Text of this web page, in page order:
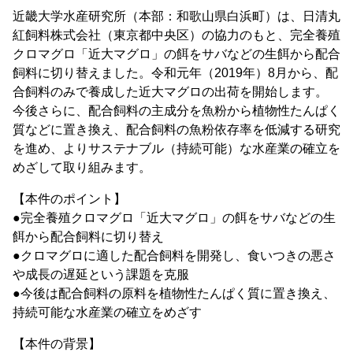
近畿大学水産研究所（本部：和歌山県白浜町）は、日清丸
紅飼料株式会社（東京都中央区）の協力のもと、完全養殖
クロマグロ「近大マグロ」の餌をサバなどの生餌から配合
飼料に切り替えました。令和元年（2019年）8月から、配
合飼料のみで養成した近大マグロの出荷を開始します。
今後さらに、配合飼料の主成分を魚粉から植物性たんぱく
質などに置き換え、配合飼料の魚粉依存率を低減する研究
を進め、よりサステナブル（持続可能）な水産業の確立を
めざして取り組みます。
【本件のポイント】
●完全養殖クロマグロ「近大マグロ」の餌をサバなどの生
餌から配合飼料に切り替え
●クロマグロに適した配合飼料を開発し、食いつきの悪さ
や成長の遅延という課題を克服
●今後は配合飼料の原料を植物性たんぱく質に置き換え、
持続可能な水産業の確立をめざす
【本件の背景】